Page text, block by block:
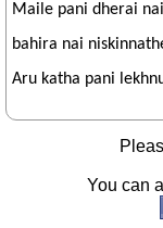
Maile pani dherai
bahira nai
Aru katha pani
You can